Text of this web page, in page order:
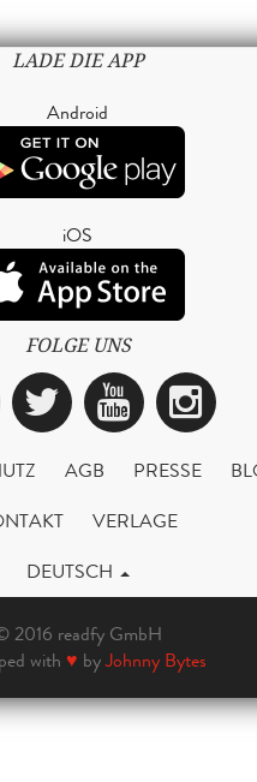
LADE DIE APP
Android
iOS
FOLGE UNS
Twitter
AGB PRESSE
VERLAGE
DEUTSCH
2016 readfy GmbH
with ♥ byJohnny Bytes